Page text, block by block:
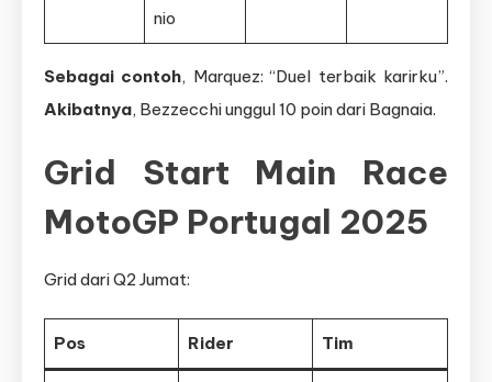
nio
Sebagai contoh, Marquez: “Duel terbaik karirku”.
Akibatnya, Bezzecchi unggul 10 poin dari Bagnaia.
Grid Start Main Race
MotoGP Portugal 2025
Grid dari Q2 Jumat:
Pos Rider Tim